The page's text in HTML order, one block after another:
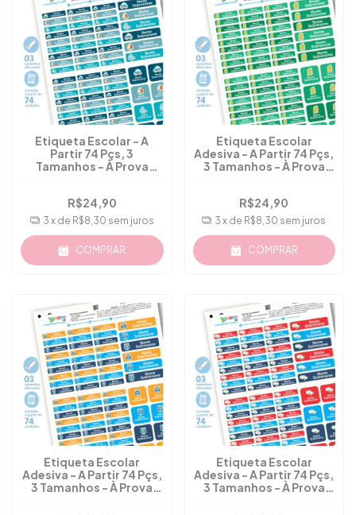
Etiqueta Escolar - A
Partir 74 Pçs, 3
Tamanhos - À Prova
R$24,90
3 x de R$8,30 sem juros
COMPRAR
Etiqueta Escolar
Adesiva - A Partir 74 Pçs,
3 Tamanhos - À Prova
R$24,90
3 x de R$8,30 sem juros
COMPRAR
Etiqueta Escolar
Adesiva - A Partir 74 Pçs,
3 Tamanhos - À Prova
Etiqueta Escolar
Adesiva - A Partir 74 Pçs,
3 Tamanhos - À Prova